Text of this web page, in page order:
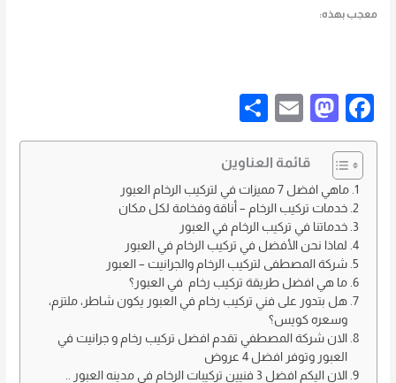
معجب بهذه:
F
a
c
e
b
o
o
k
M
a
st
o
d
o
n
E
m
ail
h
ar
e
قائمة العناوين
ماهي افضل 7 مميزات في لتركيب الرخام العبور
خدمات تركيب الرخام – أناقة وفخامة لكل مكان
خدماتنا في تركيب الرخام في العبور
لماذا نحن الأفضل في تركيب الرخام في العبور
شركة المصطفى لتركيب الرخام والجرانيت – العبور
ما هي افضل طريقة تركيب رخام في العبور؟
هل بتدور على فني تركيب رخام في العبور يكون شاطر، ملتزم،
وسعره كويس؟
الان شركة المصطفي تقدم افضل تركيب رخام و جرانيت في
العبور وتوفر افضل 4 عروض
الان اليكم افضل 3 فنيين تركيبات الرخام في مدينه العبور ..